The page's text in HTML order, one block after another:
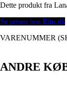
Dette produkt fra
Se prisen hos Rito.dk
VARENUMMER
ANDRE